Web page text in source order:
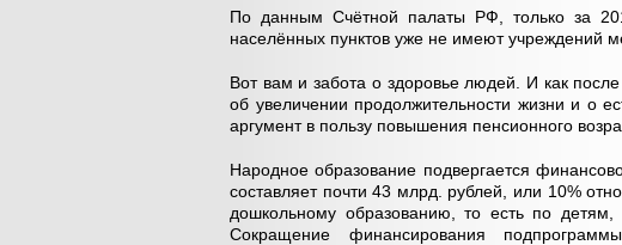
По данным Счётной палаты РФ, только за
населённых пунктов уже не имеют учреждений
Вот вам и забота о здоровье людей. И как
об увеличении продолжительности жизни и о
аргумент в пользу повышения пенсионного
Народное образование подвергается
составляет почти 43 млрд. рублей, или 10%
дошкольному образованию, то есть по
Сокращение финансирования